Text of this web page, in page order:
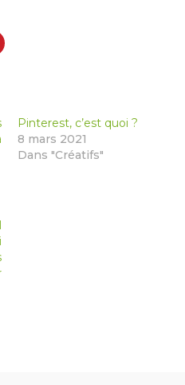
Cliquez
pour
fenêtre)Pinterest, c’est quoi ?
8 mars 2021
Dans "Créatifs"